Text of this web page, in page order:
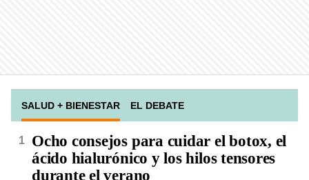
SALUD + BIENESTAR EL DEBATE
Ocho consejos para cuidar el botox, el
ácido hialurónico y los hilos tensores
durante el verano